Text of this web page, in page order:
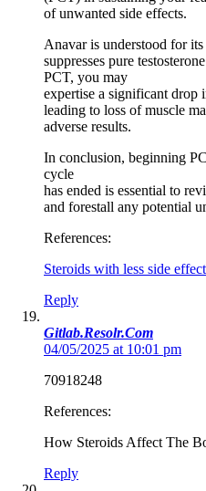
of unwanted side effects.
Anavar is understood for
suppresses pure
PCT, you may
expertise a significant drop
leading to loss of muscle
adverse results.
In conclusion, beginning
cycle
has ended is essential to
and forestall any potential
References:
Steroids with less side
Reply
Gitlab.Resolr.Com
04/05/2025 at 10:01 pm
70918248
References:
How Steroids Affect The
Reply